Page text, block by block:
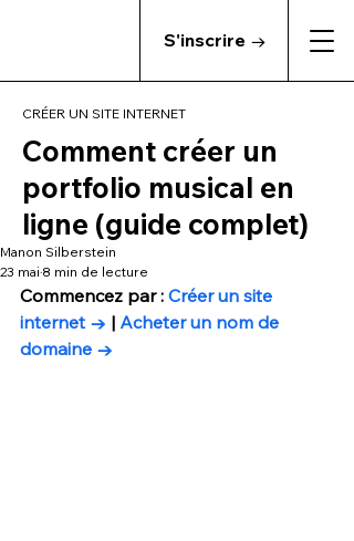
S'inscrire →
CRÉER UN SITE INTERNET
Comment créer un
portfolio musical en
ligne (guide complet)
Manon Silberstein
23 mai 8 min de lecture
Commencez par : Créer un site
internet → | Acheter un nom de
domaine →